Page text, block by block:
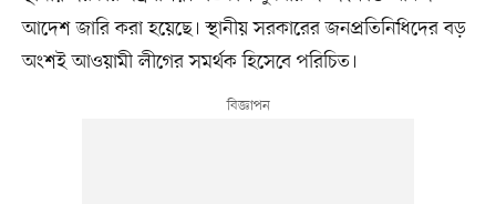
আদেশ জারি করা হয়েছে। স্থানীয় সরকারের জনপ্রতিনিধিদের বড়
অংশই আওয়ামী লীগের সমর্থক হিসেবে পরিচিত।